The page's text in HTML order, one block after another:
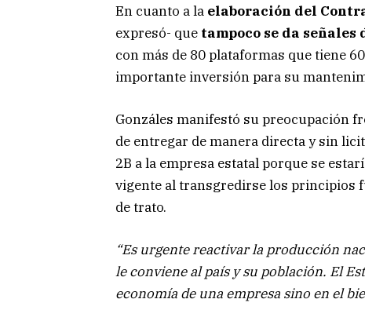
En cuanto a la elaboración del
expresó- que tampoco se da señales
con más de 80 plataformas que tiene
importante inversión para su
Gonzáles manifestó su preocupación
de entregar de manera directa y sin
2B a la empresa estatal porque se
vigente al transgredirse los principios
de trato.
“Es urgente reactivar la producción
le conviene al país y su población. El
economía de una empresa sino en el